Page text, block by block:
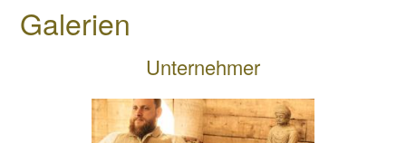
Galerien
Unternehmer